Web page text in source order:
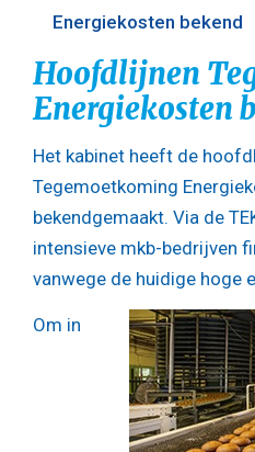
Energiekosten bekend
Hoofdlijnen
Energiekosten
Het kabinet heeft de
Tegemoetkoming
bekendgemaakt. Via de
intensieve mkb-bedrijven
vanwege de huidige hoge
Om in